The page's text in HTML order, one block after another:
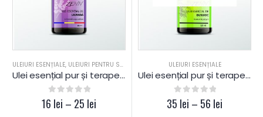
ULEIURI ESENȚIALE, ULEIURI PENTRU SAUNA
Ulei esențial pur și terapeutic de Lavandă România
0 out of 5
16 lei – 25 lei
ULEIURI ESENȚIALE
Ulei esențial pur și terapeutic de Busuioc
0 out of 5
35 lei – 56 lei